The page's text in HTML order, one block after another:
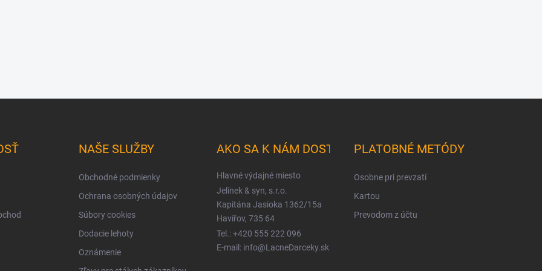
NAŠE SLUŽBY
Obchodné podmienky
Ochrana osobných údajov
Súbory cookies
Dodacie lehoty
Oznámenie
AKO SA K NÁM DOSTANETE
Hlavné výdajné miesto
Jelínek & syn, s.r.o.
Kapitána Jasioka 1362/15a
Havířov, 735 64
Tel.: +420 555 222 096
E-mail: info@LacneDarceky.sk
PLATOBNÉ METÓDY
Osobne pri prevzatí
Kartou
Prevodom z účtu